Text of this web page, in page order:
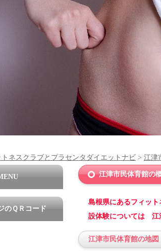
ネスクラブとプラセンタダイエットナビ > 江津
江津市民体育館の
島根県にあるフィッ
設体験については 江
江津市民体育館の地図
のＱＲコード